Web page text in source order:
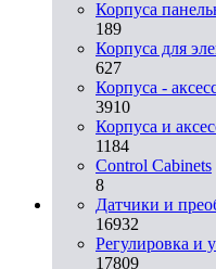
Корпуса
189
Корпуса для
627
Корпуса -
3910
Корпуса и
1184
Control Cabinets
8
Датчики и
16932
Регулировка и
17809